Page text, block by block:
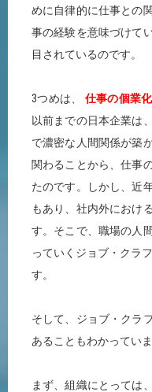
めに自律的に仕事との
事の経験を意味づけて
目されているのです。
3つめは、 仕事の個業化
以前までの日本企業は
で濃密な人間関係が築
関わることから、仕事
たのです。しかし、近
もあり、社内外におけ
す。そこで、職場の人
っていくジョブ・クラ
す。
そして、ジョブ・クラ
あることもわかっていま
まず、組織にとっては、